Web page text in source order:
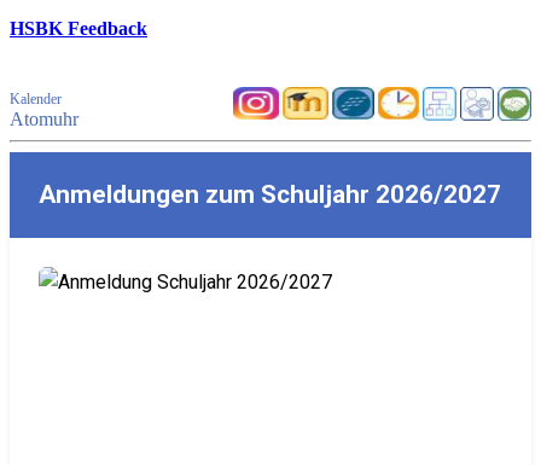
HSBK Feedback
Kalender
Atomuhr
Anmeldungen zum Schuljahr 2026/2027